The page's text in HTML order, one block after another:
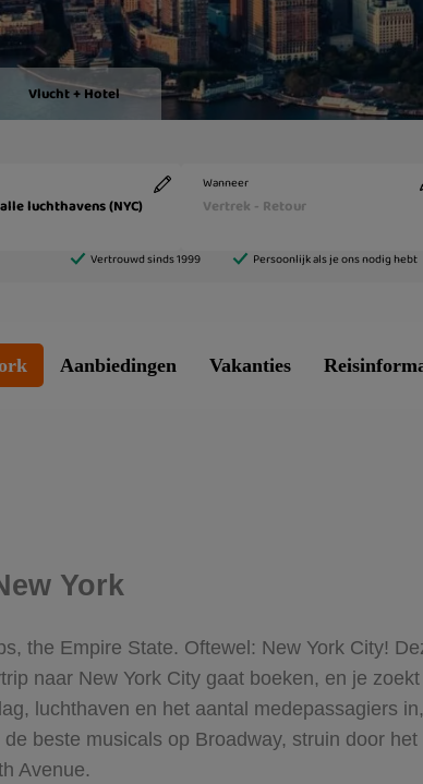
Aanbiedingen Vakanties
York
the Empire State. Oftewel: New York City!
naar New York City gaat boeken, en je
luchthaven en het aantal medepassagiers
beste musicals op Broadway, struin door
Avenue.